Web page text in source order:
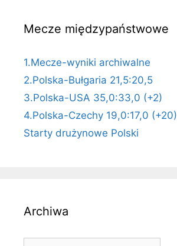
Mecze międzypaństwowe
1.Mecze-wyniki archiwalne
2.Polska-Bułgaria 21,5:20,5
3.Polska-USA 35,0:33,0 (+2)
4.Polska-Czechy 19,0:17,0 (+20)
Starty drużynowe Polski
Archiwa